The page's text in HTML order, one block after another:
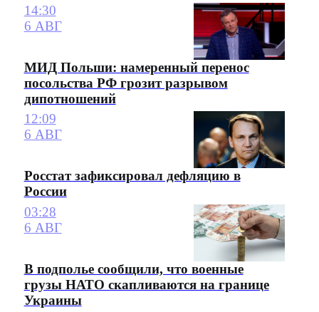
14:30
6 АВГ
МИД Польши: намеренный перенос
посольства РФ грозит разрывом
дипотношений
12:09
6 АВГ
Росстат зафиксировал дефляцию в
России
03:28
6 АВГ
В подполье сообщили, что военные
грузы НАТО скапливаются на границе
Украины